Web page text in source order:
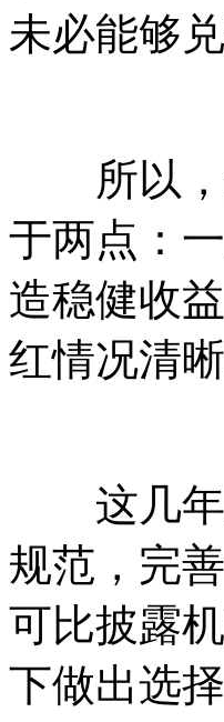
未必能够兑
所以，
于两点：
造稳健收
红情况清
这几年
规范，完
可比披露
下做出选